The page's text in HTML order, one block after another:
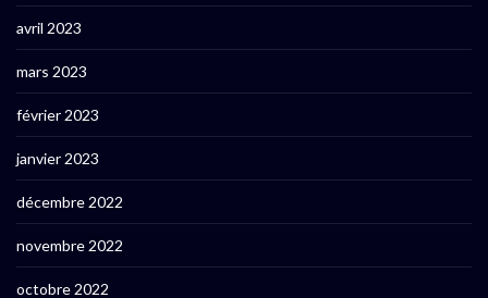
avril 2023
mars 2023
février 2023
janvier 2023
décembre 2022
novembre 2022
octobre 2022